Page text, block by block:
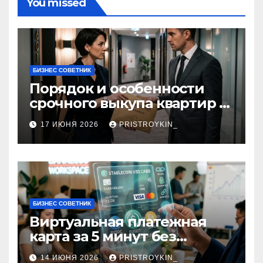
You missed
БИЗНЕС СОВЕТНИК
Порядок и особенности
срочного выкупа квартир в
срок 1–3 дня
17 ИЮНЯ 2026 PRISTROYKIN_
БИЗНЕС СОВЕТНИК
Виртуальная платежная
карта за 5 минут без
верификации и участия
14 ИЮНЯ 2026 PRISTROYKIN_